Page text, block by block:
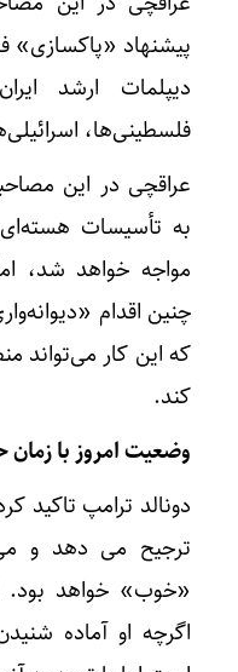
پیشنهاد «پاکسازی»
دیپلمات ارشد
فلسطینی‌ها،
عراقچی در این
به تأسیسات
مواجه خواهد شد،
چنین اقدام
که این کار می‌تواند
کند.
وضعیت امروز با
دونالد ترامپ تاکید
ترجیح می دهد و می
«خوب» خواهد بود.
اگرچه او آماده